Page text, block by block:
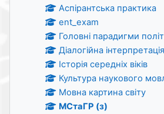
Аспірантська практика
ent_exam
Головні парадигми
Діалогійна
Історія середніх віків
Культура наукового
Мовна картина світу
МСтаГР (з)